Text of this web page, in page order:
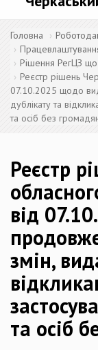
Головна
Рішення РегЦЗ
Реєстр рішень
07.10.2025 щодо
дублікату та
та осіб без
Реєстр
від
змін,
та осіб